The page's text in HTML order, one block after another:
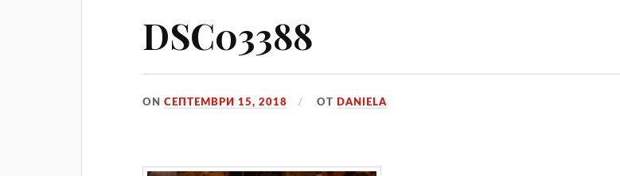
DSC03388
ONСЕПТЕМВРИ 15, 2018 ОТ DANIELA